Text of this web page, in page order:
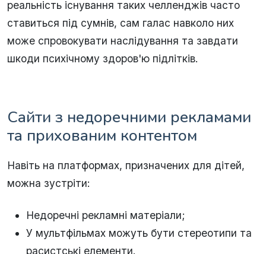
реальність існування таких челленджів часто
ставиться під сумнів, сам галас навколо них
може спровокувати наслідування та завдати
шкоди психічному здоров'ю підлітків.
Сайти з недоречними рекламами
та прихованим контентом
Навіть на платформах, призначених для дітей,
можна зустріти:
Недоречні рекламні матеріали;
У мультфільмах можуть бути стереотипи та
расистські елементи.